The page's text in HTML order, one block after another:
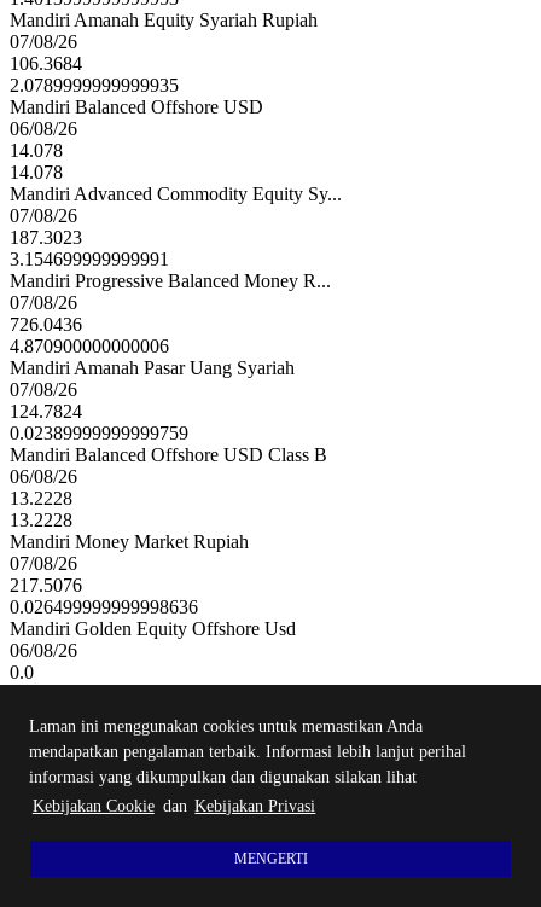
Laman ini menggunakan cookies untuk memastikan Anda
mendapatkan pengalaman terbaik. Informasi lebih lanjut perihal
informasi yang dikumpulkan dan digunakan silakan lihat
Kebijakan Cookie dan Kebijakan Privasi
MENGERTI
Mandiri Amanah Equity Syariah Rupiah
07/08/26
106.3684
2.0789999999999935
Mandiri Balanced Offshore USD
06/08/26
14.078
14.078
Mandiri Advanced Commodity Equity Sy...
07/08/26
187.3023
3.154699999999991
Mandiri Progressive Balanced Money R...
07/08/26
726.0436
4.870900000000006
Mandiri Amanah Pasar Uang Syariah
07/08/26
124.7824
0.02389999999999759
Mandiri Balanced Offshore USD Class B
06/08/26
13.2228
13.2228
Mandiri Money Market Rupiah
07/08/26
217.5076
0.026499999999998636
Mandiri Golden Equity Offshore Usd
06/08/26
0.0
Mandiri Prime Equity Rupiah
07/08/26
87.3906
1.1844000000000108
Mandiri Protected Balanced Money Rupiah
94.7016